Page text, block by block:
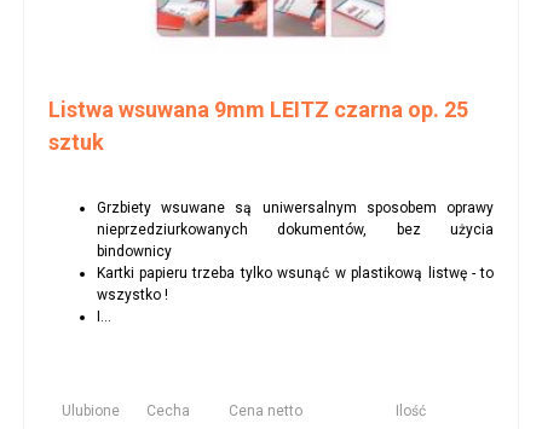
Listwa wsuwana 9mm LEITZ czarna op. 25
sztuk
Grzbiety wsuwane są uniwersalnym sposobem oprawy
nieprzedziurkowanych dokumentów, bez użycia
bindownicy
Kartki papieru trzeba tylko wsunąć w plastikową listwę - to
wszystko !
I...
Ulubione Cecha Cena netto Ilość